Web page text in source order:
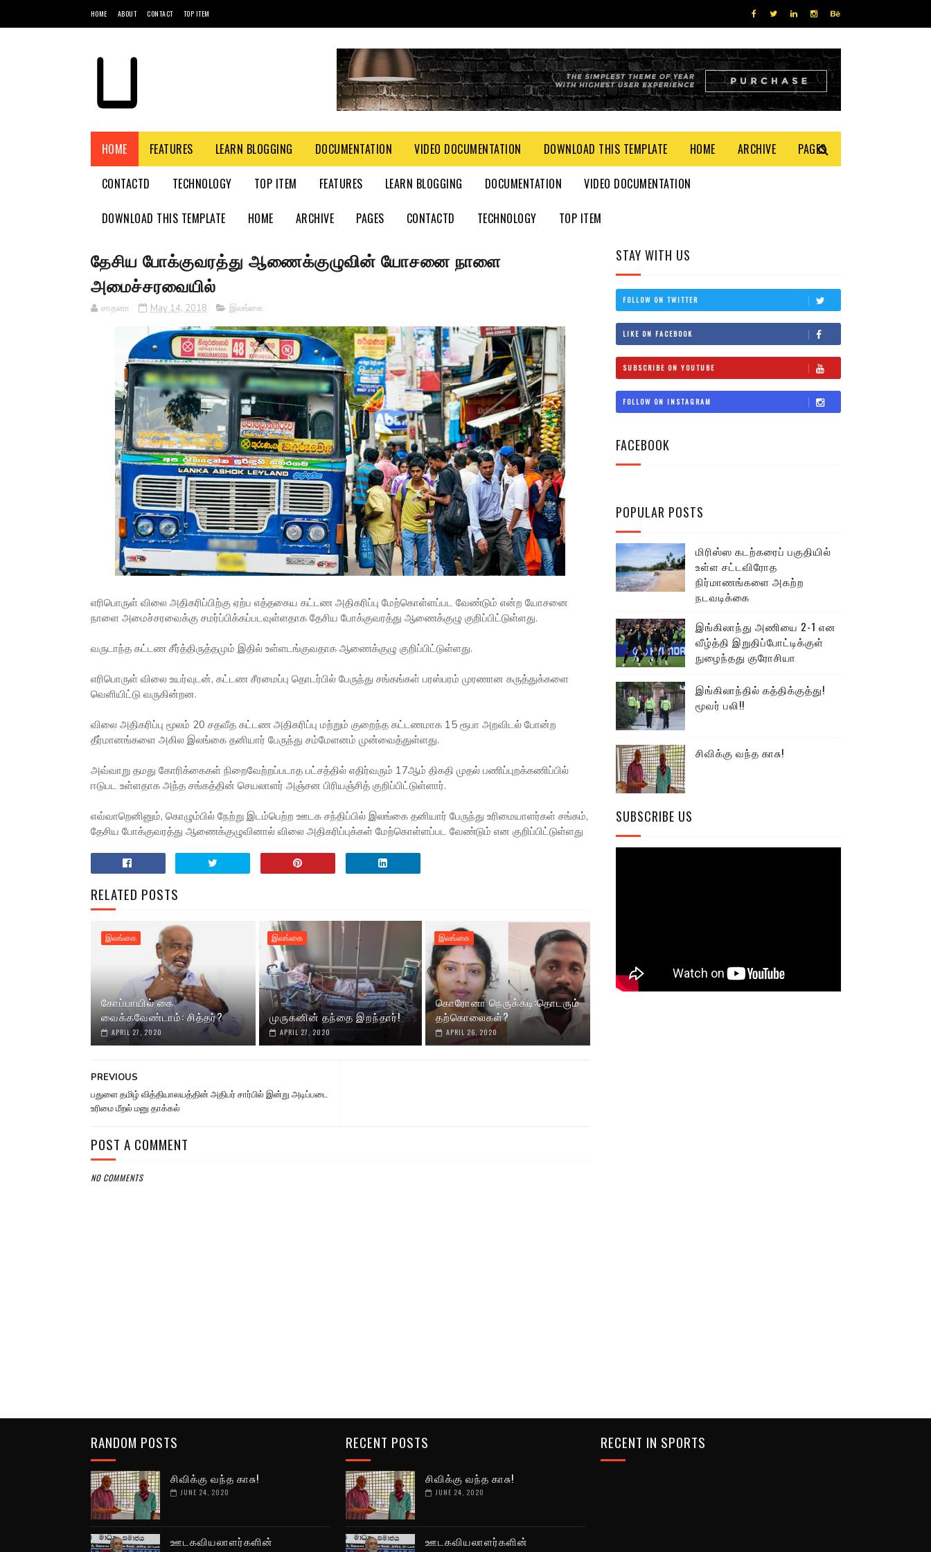
HOME ABOUT CONTACT TOP ITEM
HOME FEATURES LEARN BLOGGING DOCUMENTATION VIDEO DOCUMENTATION DOWNLOAD THIS TEMPLATE HOME ARCHIVE PAGES
CONTACTD TECHNOLOGY TOP ITEM FEATURES LEARN BLOGGING DOCUMENTATION VIDEO DOCUMENTATION
DOWNLOAD THIS TEMPLATE HOME ARCHIVE PAGES CONTACTD TECHNOLOGY TOP ITEM
தேசிய போக்குவரத்து ஆணைக்குழுவின் யோசனை நாளை
அமைச்சரவையில்
சாதனா May 14, 2018 இலங்கை
எரிபொருள் விலை அதிகரிப்பிற்கு ஏற்ப எத்தகைய கட்டண அதிகரிப்பு மேற்கொள்ளப்பட வேண்டும் என்ற யோசனை
நாளை அமைச்சரவைக்கு சமர்ப்பிக்கப்படவுள்ளதாக தேசிய போக்குவரத்து ஆணைக்குழு குறிப்பிட்டுள்ளது.
வருடாந்த கட்டண சீர்த்திருத்தமும் இதில் உள்ளடங்குவதாக ஆணைக்குழு குறிப்பிட்டுள்ளது.
எரிபொருள் விலை உயர்வுடன், கட்டண சீரமைப்பு தொடர்பில் பேருந்து சங்கங்கள் பரஸ்பரம் முரணான கருத்துக்களை
வெளியிட்டு வருகின்றன.
விலை அதிகரிப்பு மூலம் 20 சதவீத கட்டண அதிகரிப்பு மற்றும் குறைந்த கட்டணமாக 15 ரூபா அறவிடல் போன்ற
தீர்மானங்களை அகில இலங்கை தனியார் பேருந்து சம்மேளனம் முன்வைத்துள்ளது.
அவ்வாறு தமது கோரிக்கைகள் நிறைவேற்றப்படாத பட்சத்தில் எதிர்வரும் 17ஆம் திகதி முதல் பணிப்புறக்கணிப்பில்
ஈடுபட உள்ளதாக அந்த சங்கத்தின் செயலாளர் அஞ்சன பிரியஞ்சித் குறிப்பிட்டுள்ளார்.
எவ்வாறெனினும், கொழும்பில் நேற்று இடம்பெற்ற ஊடக சந்திப்பில் இலங்கை தனியார் பேருந்து உரிமையாளர்கள் சங்கம்,
தேசிய போக்குவரத்து ஆணைக்குழுவினால் விலை அதிகரிப்புக்கள் மேற்கொள்ளப்பட வேண்டும் என குறிப்பிட்டுள்ளது
RELATED POSTS
இலங்கை
கோப்பாயில் கை
வைக்கவேண்டாம்: சித்தர்?
APRIL 27, 2020
இலங்கை
முருகனின் தந்தை இறந்தார்!
APRIL 27, 2020
இலங்கை
கொரோனா நெருக்கடி:தொடரும்
தற்கொலைகள்?
APRIL 26, 2020
PREVIOUS
பதுளை தமிழ் வித்தியாலயத்தின் அதிபர் சார்பில் இன்று அடிப்படை
உரிமை மீறல் மனு தாக்கல்
POST A COMMENT
NO COMMENTS
STAY WITH US
FOLLOW ON TWITTER
LIKE ON FACEBOOK
SUBSCRIBE ON YOUTUBE
FOLLOW ON INSTAGRAM
FACEBOOK
POPULAR POSTS
மிரிஸ்ஸ கடற்கரைப் பகுதியில்
உள்ள சட்டவிரோத
நிர்மாணங்களை அகற்ற
நடவடிக்கை
இங்கிலாந்து அணியை 2-1 என
வீழ்த்தி இறுதிப்போட்டிக்குள்
நுழைந்தது குரோசியா
இங்கிலாந்தில் கத்திக்குத்து!
மூவர் பலி!!
சிவிக்கு வந்த காசு!
SUBSCRIBE US
RANDOM POSTS
சிவிக்கு வந்த காசு!
JUNE 24, 2020
ஊடகவியலாளர்களின்
RECENT POSTS
சிவிக்கு வந்த காசு!
JUNE 24, 2020
ஊடகவியலாளர்களின்
RECENT IN SPORTS